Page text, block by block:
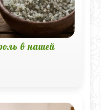
в нашей